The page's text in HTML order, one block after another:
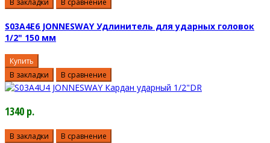
В закладки В сравнение
S03A4E6 JONNESWAY Удлинитель для ударных головок
1/2" 150 мм
Купить
В закладки
В сравнение
1340 р.
В закладки В сравнение